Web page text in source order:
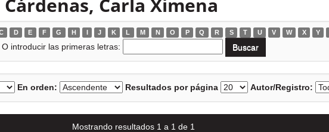
Carla Ximena
D E F G H I J K L M N O P Q R S T U V W X Y
O introducir las primeras letras:
En orden: Resultados por página Autor/Registro:
Mostrando resultados 1 a 1 de 1